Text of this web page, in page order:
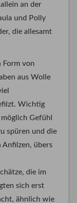
an der
und Polly
die allesamt
Form von
aus Wolle
Wichtig
Gefühl
spüren und die
Anfilzen, übers
die im
sich erst
ähnlich wie